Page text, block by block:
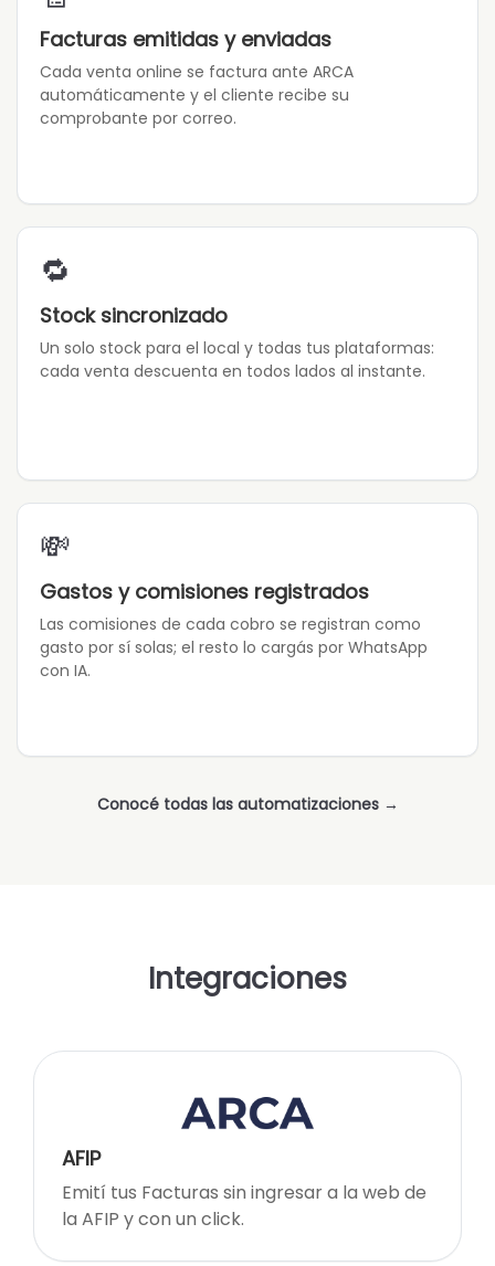
Facturas emitidas y enviadas
Cada venta online se factura ante ARCA
automáticamente y el cliente recibe su
comprobante por correo.
🔁
Stock sincronizado
Un solo stock para el local y todas tus plataformas:
cada venta descuenta en todos lados al instante.
💸
Gastos y comisiones registrados
Las comisiones de cada cobro se registran como
gasto por sí solas; el resto lo cargás por WhatsApp
con IA.
Conocé todas las automatizaciones →
Integraciones
AFIP
Emití tus Facturas sin ingresar a la web de
la AFIP y con un click.